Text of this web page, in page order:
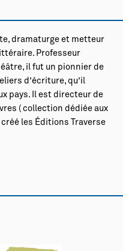
dramaturge et metteur
Professeur
il fut un pionnier de
d’écriture, qu’il
pays. Il est directeur de
( collection dédiée aux
les Éditions Traverse